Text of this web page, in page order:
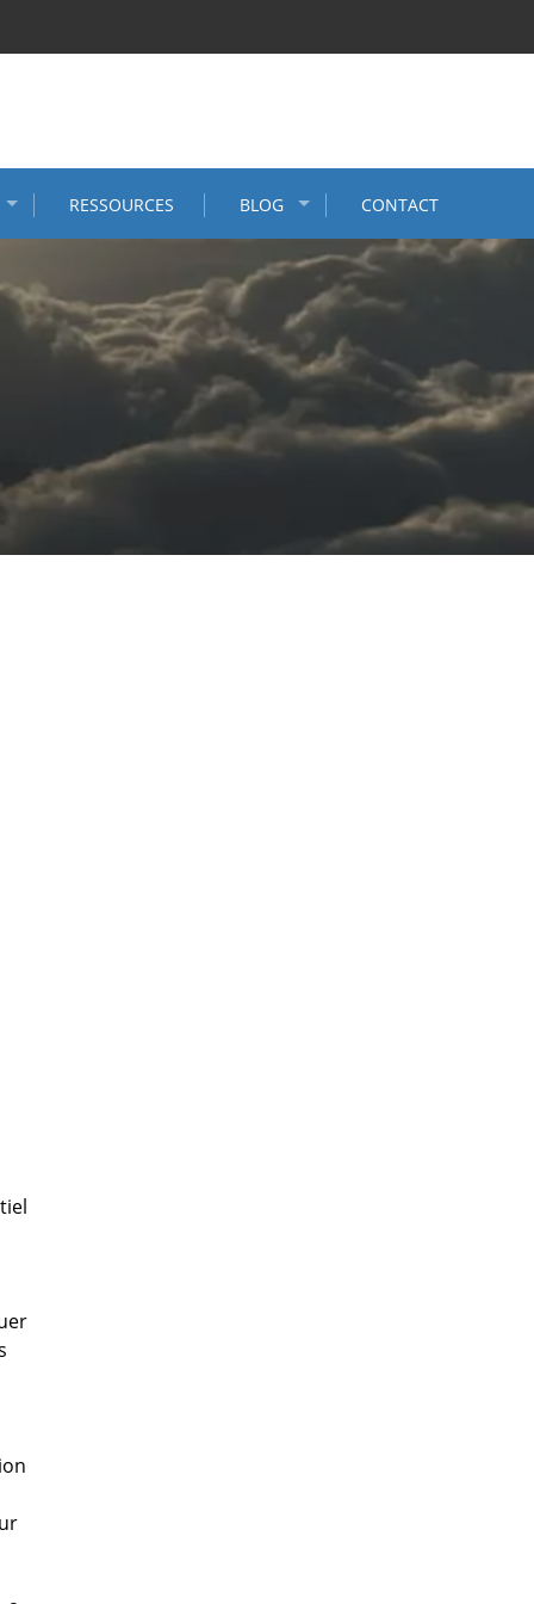
RESSOURCES BLOG CONTACT